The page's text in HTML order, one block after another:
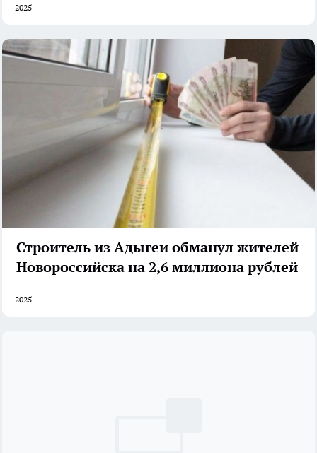
2025
Строитель из Адыгеи обманул жителей
Новороссийска на 2,6 миллиона рублей
2025